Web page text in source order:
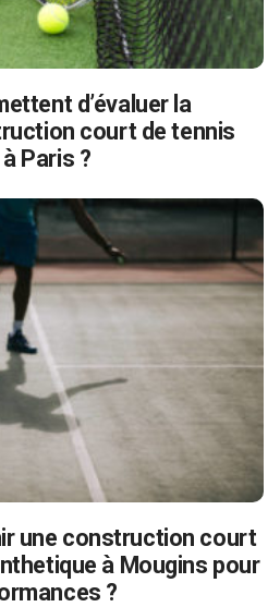
d’évaluer la
court de tennis
Paris ?
une construction court
à Mougins pour
?